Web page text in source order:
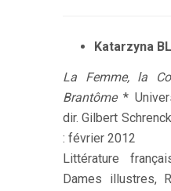
Katarzyna
La Femme, la
Brantôme*
dir. Gilbert
: février 2012
Littérature
Dames illustres,